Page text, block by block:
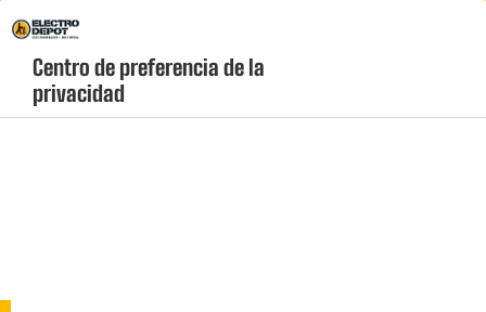
Menú
geolocation-header-icon-text
account
Centro de preferencia de la
privacidad